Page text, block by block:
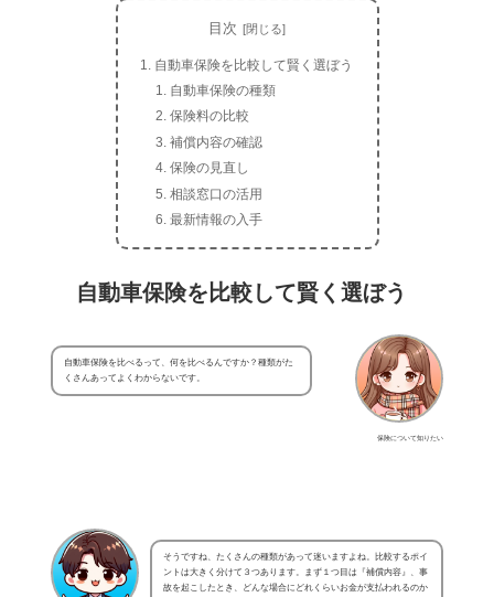
目次
自動車保険を比較して賢く選ぼう
自動車保険の種類
保険料の比較
補償内容の確認
保険の見直し
相談窓口の活用
最新情報の入手
自動車保険を比較して賢く選ぼう
保険について知りたい
自動車保険を比べるって、何を比べるんですか？種類がた
くさんあってよくわからないです。
そうですね、たくさんの種類があって迷いますよね。比較するポイ
ントは大きく分けて３つあります。まず１つ目は『補償内容』、事
故を起こしたとき、どんな場合にどれくらいお金が支払われるのか